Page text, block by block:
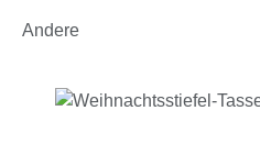
Andere
Bildergalerie überspringen